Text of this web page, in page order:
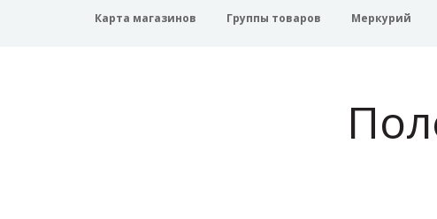
Карта магазинов Группы товаров Меркурий